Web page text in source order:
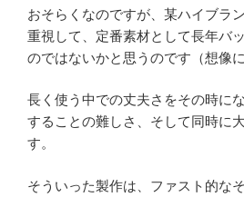
おそらくなのですが、某ハイブラ
重視して、定番素材として長年バ
のではないかと思うのです（想像
長く使う中での丈夫さをその時に
することの難しさ、そして同時に
す。
そういった製作は、ファスト的な